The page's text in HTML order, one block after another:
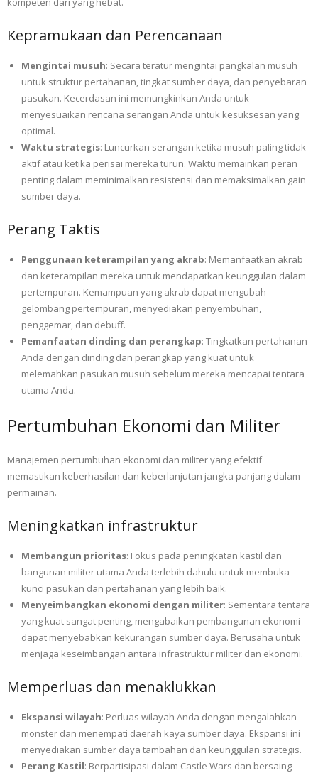
Kepramukaan dan Perencanaan
Mengintai musuh: Secara teratur mengintai pangkalan musuh
untuk struktur pertahanan, tingkat sumber daya, dan penyebaran
pasukan. Kecerdasan ini memungkinkan Anda untuk
menyesuaikan rencana serangan Anda untuk kesuksesan yang
optimal.
Waktu strategis: Luncurkan serangan ketika musuh paling tidak
aktif atau ketika perisai mereka turun. Waktu memainkan peran
penting dalam meminimalkan resistensi dan memaksimalkan gain
sumber daya.
Perang Taktis
Penggunaan keterampilan yang akrab: Memanfaatkan akrab
dan keterampilan mereka untuk mendapatkan keunggulan dalam
pertempuran. Kemampuan yang akrab dapat mengubah
gelombang pertempuran, menyediakan penyembuhan,
penggemar, dan debuff.
Pemanfaatan dinding dan perangkap: Tingkatkan pertahanan
Anda dengan dinding dan perangkap yang kuat untuk
melemahkan pasukan musuh sebelum mereka mencapai tentara
utama Anda.
Pertumbuhan Ekonomi dan Militer
Manajemen pertumbuhan ekonomi dan militer yang efektif
memastikan keberhasilan dan keberlanjutan jangka panjang dalam
permainan.
Meningkatkan infrastruktur
Membangun prioritas: Fokus pada peningkatan kastil dan
bangunan militer utama Anda terlebih dahulu untuk membuka
kunci pasukan dan pertahanan yang lebih baik.
Menyeimbangkan ekonomi dengan militer: Sementara tentara
yang kuat sangat penting, mengabaikan pembangunan ekonomi
dapat menyebabkan kekurangan sumber daya. Berusaha untuk
menjaga keseimbangan antara infrastruktur militer dan ekonomi.
Memperluas dan menaklukkan
Ekspansi wilayah: Perluas wilayah Anda dengan mengalahkan
monster dan menempati daerah kaya sumber daya. Ekspansi ini
menyediakan sumber daya tambahan dan keunggulan strategis.
Perang Kastil: Berpartisipasi dalam Castle Wars dan bersaing